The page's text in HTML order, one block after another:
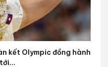
kết Olympic đồng hành